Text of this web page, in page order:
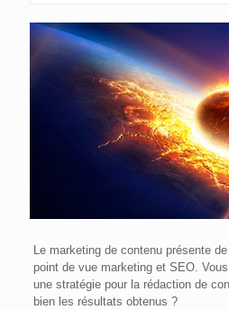
Le marketing de contenu présente
point de vue marketing et SEO.
une stratégie pour la rédaction de
bien les résultats obtenus ?